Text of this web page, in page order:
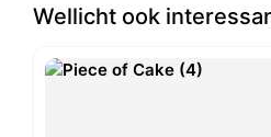
Wellicht ook